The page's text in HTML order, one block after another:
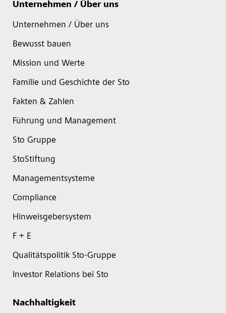
Unternehmen / Über uns
Unternehmen / Über uns
Bewusst bauen
Mission und Werte
Familie und Geschichte der Sto
Fakten & Zahlen
Führung und Management
Sto Gruppe
StoStiftung
Managementsysteme
Compliance
Hinweisgebersystem
F + E
Qualitätspolitik Sto-Gruppe
Investor Relations bei Sto
Nachhaltigkeit